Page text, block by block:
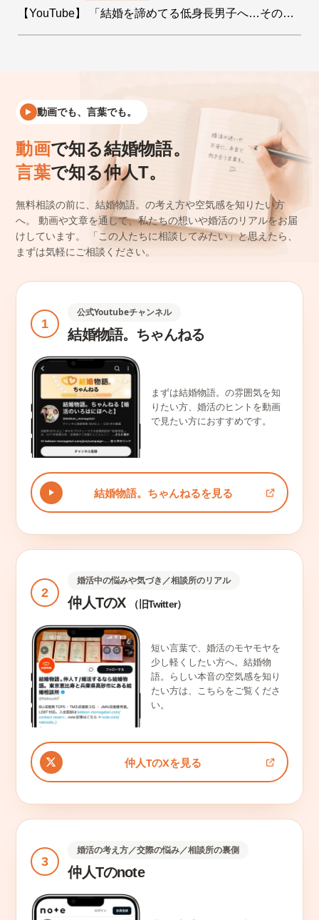
【YouTube】 「結婚を諦めてる低身長男子へ…その絶望をデータで希望に変えます！」を公開しました
動画でも、言葉でも。
動画で知る結婚物語。
言葉で知る仲人T。
無料相談の前に、結婚物語。の考え方や空気感を知りたい方
へ。
動画や文章を通して、私たちの想いや婚活のリアルをお届
けしています。
「この人たちに相談してみたい」と思えたら、
まずは気軽にご相談ください。
1
公式Youtubeチャンネル
結婚物語。ちゃんねる
まずは結婚物語。の雰囲気を知
りたい方、婚活のヒントを動画
で見たい方におすすめです。
結婚物語。ちゃんねるを見る
2
婚活中の悩みや気づき／相談所のリアル
仲人TのX （旧Twitter）
短い言葉で、婚活のモヤモヤを
少し軽くしたい方へ。結婚物
語。らしい本音の空気感を知り
たい方は、こちらをご覧くださ
い。
仲人TのXを見る
3
婚活の考え方／交際の悩み／相談所の裏側
仲人Tのnote